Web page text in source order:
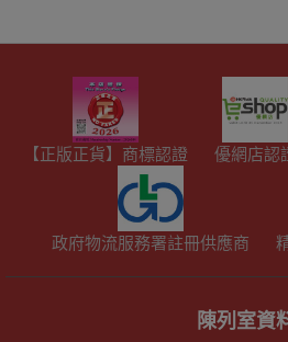
【正版正貨】商標認證 優網店認
政府物流服務署註冊供應商
陳列室資